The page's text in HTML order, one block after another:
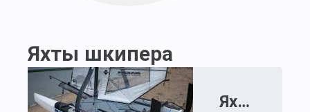
Яхты шкипера
Яхта